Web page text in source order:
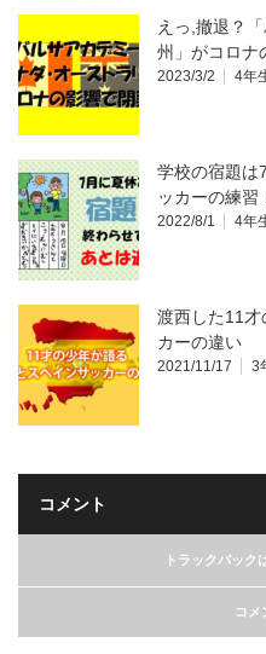
えっ,撤退？
州」がコロナ
2023/3/2 4年
学校の宿題は
ッカーの練習
2022/8/1 4年
渡西した11才
カーの違い
2021/11/17 3
コメント
トラックバック
コメ